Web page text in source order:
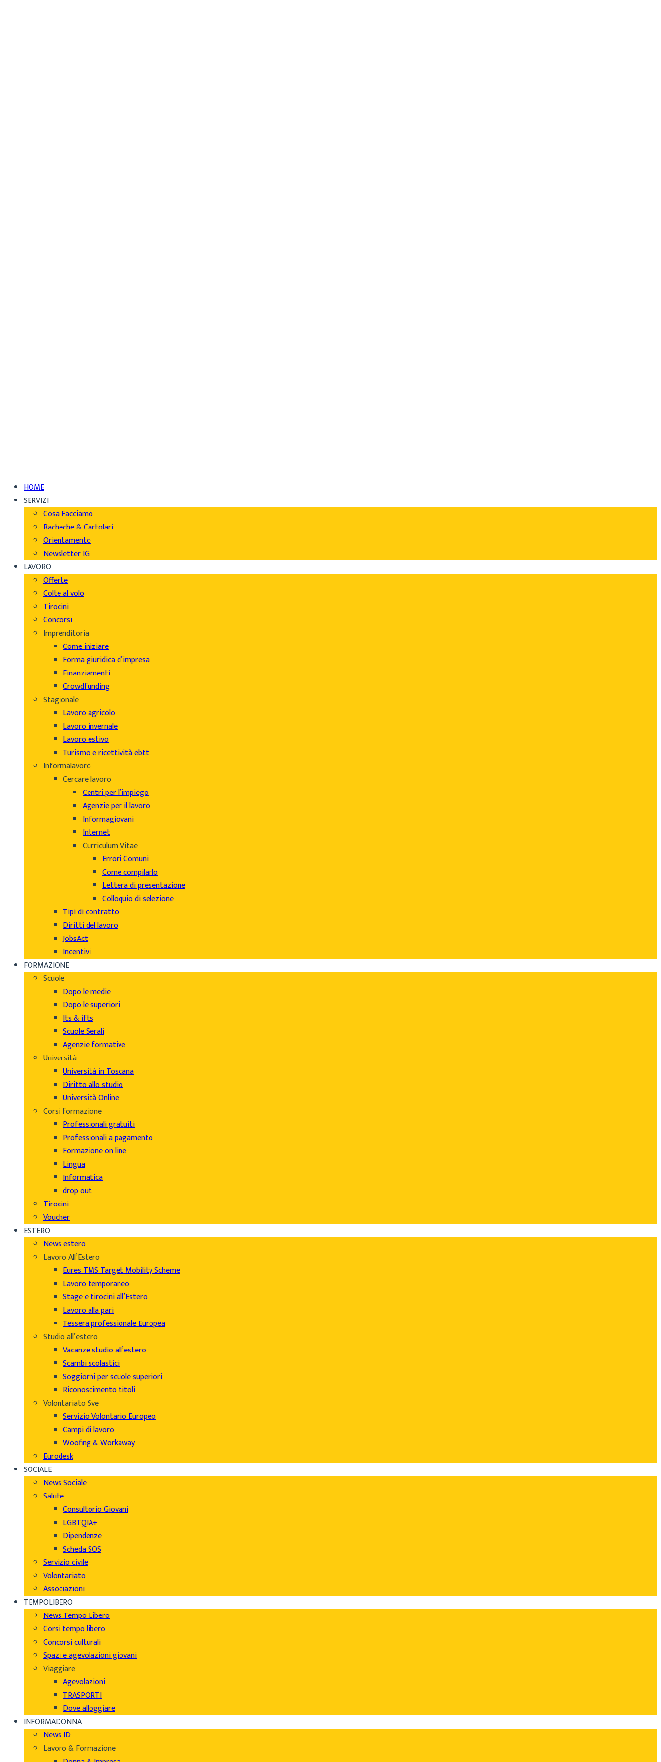
HOME
SERVIZI
Cosa Facciamo
Bacheche & Cartolari
Orientamento
Newsletter IG
LAVORO
Offerte
Colte al volo
Tirocini
Concorsi
Imprenditoria
Come iniziare
Forma giuridica d’impresa
Finanziamenti
Crowdfunding
Stagionale
Lavoro agricolo
Lavoro invernale
Lavoro estivo
Turismo e ricettività ebtt
Informalavoro
Cercare lavoro
Centri per l’impiego
Agenzie per il lavoro
Informagiovani
Internet
Curriculum Vitae
Errori Comuni
Come compilarlo
Lettera di presentazione
Colloquio di selezione
Tipi di contratto
Diritti del lavoro
JobsAct
Incentivi
FORMAZIONE
Scuole
Dopo le medie
Dopo le superiori
Its & ifts
Scuole Serali
Agenzie formative
Università
Università in Toscana
Diritto allo studio
Università Online
Corsi formazione
Professionali gratuiti
Professionali a pagamento
Formazione on line
Lingua
Informatica
drop out
Tirocini
Voucher
ESTERO
News estero
Lavoro All’Estero
Eures TMS Target Mobility Scheme
Lavoro temporaneo
Stage e tirocini all’Estero
Lavoro alla pari
Tessera professionale Europea
Studio all’estero
Vacanze studio all’estero
Scambi scolastici
Soggiorni per scuole superiori
Riconoscimento titoli
Volontariato Sve
Servizio Volontario Europeo
Campi di lavoro
Woofing & Workaway
Eurodesk
SOCIALE
News Sociale
Salute
Consultorio Giovani
LGBTQIA+
Dipendenze
Scheda SOS
Servizio civile
Volontariato
Associazioni
TEMPOLIBERO
News Tempo Libero
Corsi tempo libero
Concorsi culturali
Spazi e agevolazioni giovani
Viaggiare
Agevolazioni
TRASPORTI
Dove alloggiare
INFORMADONNA
News ID
Lavoro & Formazione